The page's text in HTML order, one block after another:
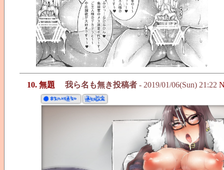
10. 無題 我ら名も無き投稿者 - 2019/01/06(Sun) 21:22